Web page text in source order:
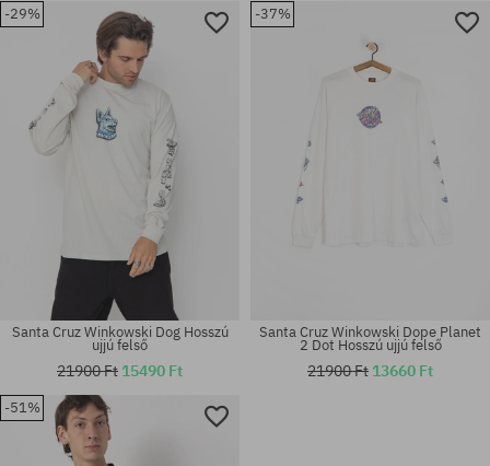
Elérhető méretek:
M; L; XL
-29%
Santa Cruz Winkowski Dog Hosszú
ujjú felső
21900 Ft 15490 Ft
-37%
Santa Cruz Winkowski Dope Planet
2 Dot Hosszú ujjú felső
21900 Ft 13660 Ft
-51%